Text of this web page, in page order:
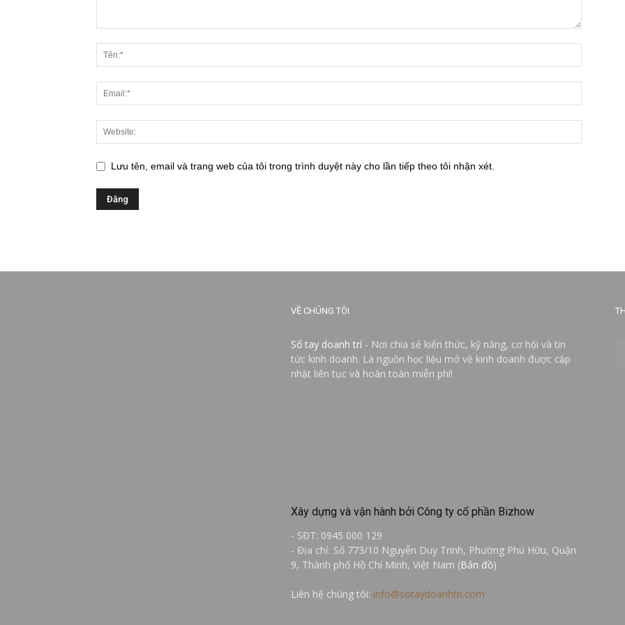
Lưu tên, email và trang web của tôi trong trình duyệt này cho lần tiếp theo tôi nhận xét.
VỀ CHÚNG TÔI
Sổ tay doanh trí - Nơi chia sẻ kiến thức, kỹ năng, cơ hội và tin
tức kinh doanh. Là nguồn học liệu mở về kinh doanh được cập
nhật liên tục và hoàn toàn miễn phí!
Xây dựng và vận hành bởi Công ty cổ phần Bizhow
- SĐT: 0945 000 129
- Địa chỉ: Số 773/10 Nguyễn Duy Trinh, Phường Phú Hữu, Quận
9, Thành phố Hồ Chí Minh, Việt Nam (Bản đồ)
Liên hệ chúng tôi: info@sotaydoanhtri.com